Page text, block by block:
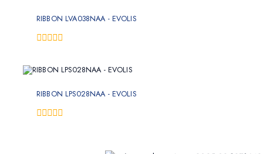
RIBBON LVA038NAA - EVOLIS
de
RIBBON LPS028NAA - EVOLIS